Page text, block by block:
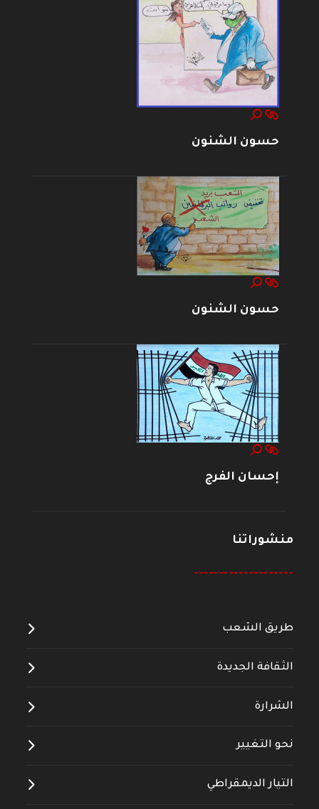
حسون الشنون
حسون الشنون
إحسان الفرج
منشوراتنا
--------------------
طريق الشعب
الثقافة الجديدة
الشرارة
نحو التغيير
التيار الديمقراطي